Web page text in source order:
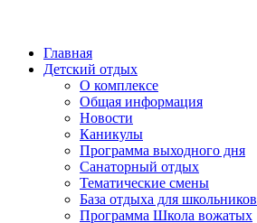
Главная
Детский отдых
О комплексе
Общая информация
Новости
Каникулы
Программа выходного дня
Санаторный отдых
Тематические смены
База отдыха для школьников
Программа Школа вожатых